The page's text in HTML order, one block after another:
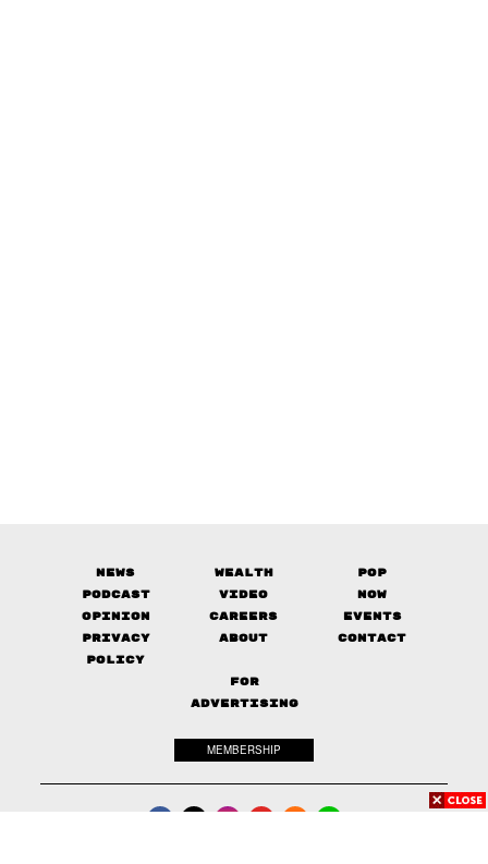
News Wealth
Pop
Podcast
Video
Now
Opinion
Careers
Events
Privacy
Policy
About Contact
FOR
ADVERTISING
MEMBERSHIP